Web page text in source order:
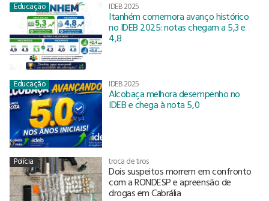
Educação IDEB 2025
Itanhém comemora avanço histórico
no IDEB 2025: notas chegam a 5,3 e
4,8
Educação IDEB 2025
Alcobaça melhora desempenho no
IDEB e chega à nota 5,0
Polícia troca de tiros
Dois suspeitos morrem em confronto
com a RONDESP e apreensão de
drogas em Cabrália